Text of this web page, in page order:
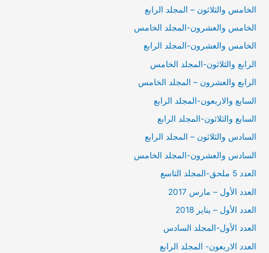
الخامس والثلاثون – المجلد الرابع
الخامس والعشرون-المجلد الخامس
الخامس والعشرون-المجلد الرابع
الرابع والثلاثون-المجلد الخامس
الرابع والعشرون – المجلد الخامس
السابع والاربعون-المجلد الرابع
السابع والثلاثون-المجلد الرابع
السادس والثلاثون – المجلد الرابع
السادس والعشرون-المجلد الخامس
العدد 5 ملحق-المجلد التاسع
العدد الأول – مارس 2017
العدد الأول – يناير 2018
العدد الأول-المجلد السادس
العدد الاربعون- المجلد الرابع